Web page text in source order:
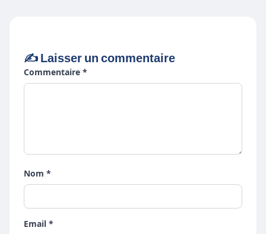
✍️ Laisser un commentaire
Commentaire *
Nom *
Email *